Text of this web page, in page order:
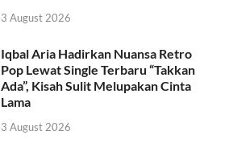
3 August 2026
Iqbal Aria Hadirkan Nuansa Retro
Pop Lewat Single Terbaru “Takkan
Ada”, Kisah Sulit Melupakan Cinta
Lama
3 August 2026